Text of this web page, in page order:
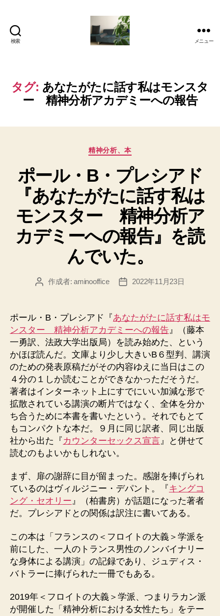
検索
美
(お
か
と
み)
の
ブ
グ
メニュー
タグ: あなたがたに話す私はモンスタ
ー 精神分析アカデミーへの報告
カ
ゴ
ー
精神分析、本
ポール・B・プレシアド
『あなたがたに話す私は
モンスター 精神分析ア
カデミーへの報告』を読
んでいた。
投
作成者:aminooffice
投
2022年11月23日
ポール・B・プレシアド『あなたがたに話す私はモ
ンスター 精神分析アカデミーへの報告 』（藤本
一勇訳、法政大学出版局）を読み始めた、という
かほぼ読んだ。文庫より少し大きいB６型判、講演
のための発表原稿だがその内容ゆえに当日はこの
４分の１しか読むことができなかっただそうだ。
著者はインターネット上にすでにいい加減な形で
拡散されている講演の断片ではなく、全体を分か
ち合うために本書を書いたという。それでもとて
もコンパクトな本だ。９月に同じ訳者、同じ出版
社から出た『 カウンターセックス宣言 』と併せて
読むのもよいかもしれない。
まず、扉の謝辞に目が留まった。感謝を捧げられ
ているのはヴィルジニー・デパント。『キングコ
ング・セオリー』（柏書房）が話題になった著者
だ。プレシアドとの関係は訳注に書いてある。
この本は「フランスの＜フロイトの大義＞学派を
前にした、一人のトランス男性のノンバイナリー
な身体による講演」の記録であり、ジュディス・
バトラーに捧げられた一冊でもある。
2019年＜フロイトの大義＞学派、つまりラカン派
が開催した「精神分析における女性たち」をテー